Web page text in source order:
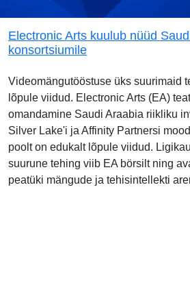
Electronic Arts kuulub nüüd
konsortsiumile
Videomängutööstuse üks suurimaid
lõpule viidud. Electronic Arts (EA)
omandamine Saudi Araabia riikliku
Silver Lake'i ja Affinity Partnersi
poolt on edukalt lõpule viidud.
suurune tehing viib EA börsilt ning
peatüki mängude ja tehisintellekti